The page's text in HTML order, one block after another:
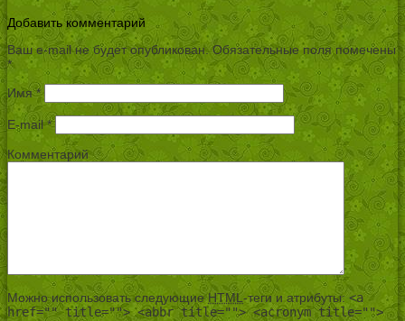
Добавить комментарий
Ваш e-mail не будет опубликован.Обязательные поля помечены
*
Имя*
E-mail*
Комментарий
Можно использовать следующиеHTML-теги и атрибуты:<a
href="" title=""> <abbr title=""> <acronym title="">